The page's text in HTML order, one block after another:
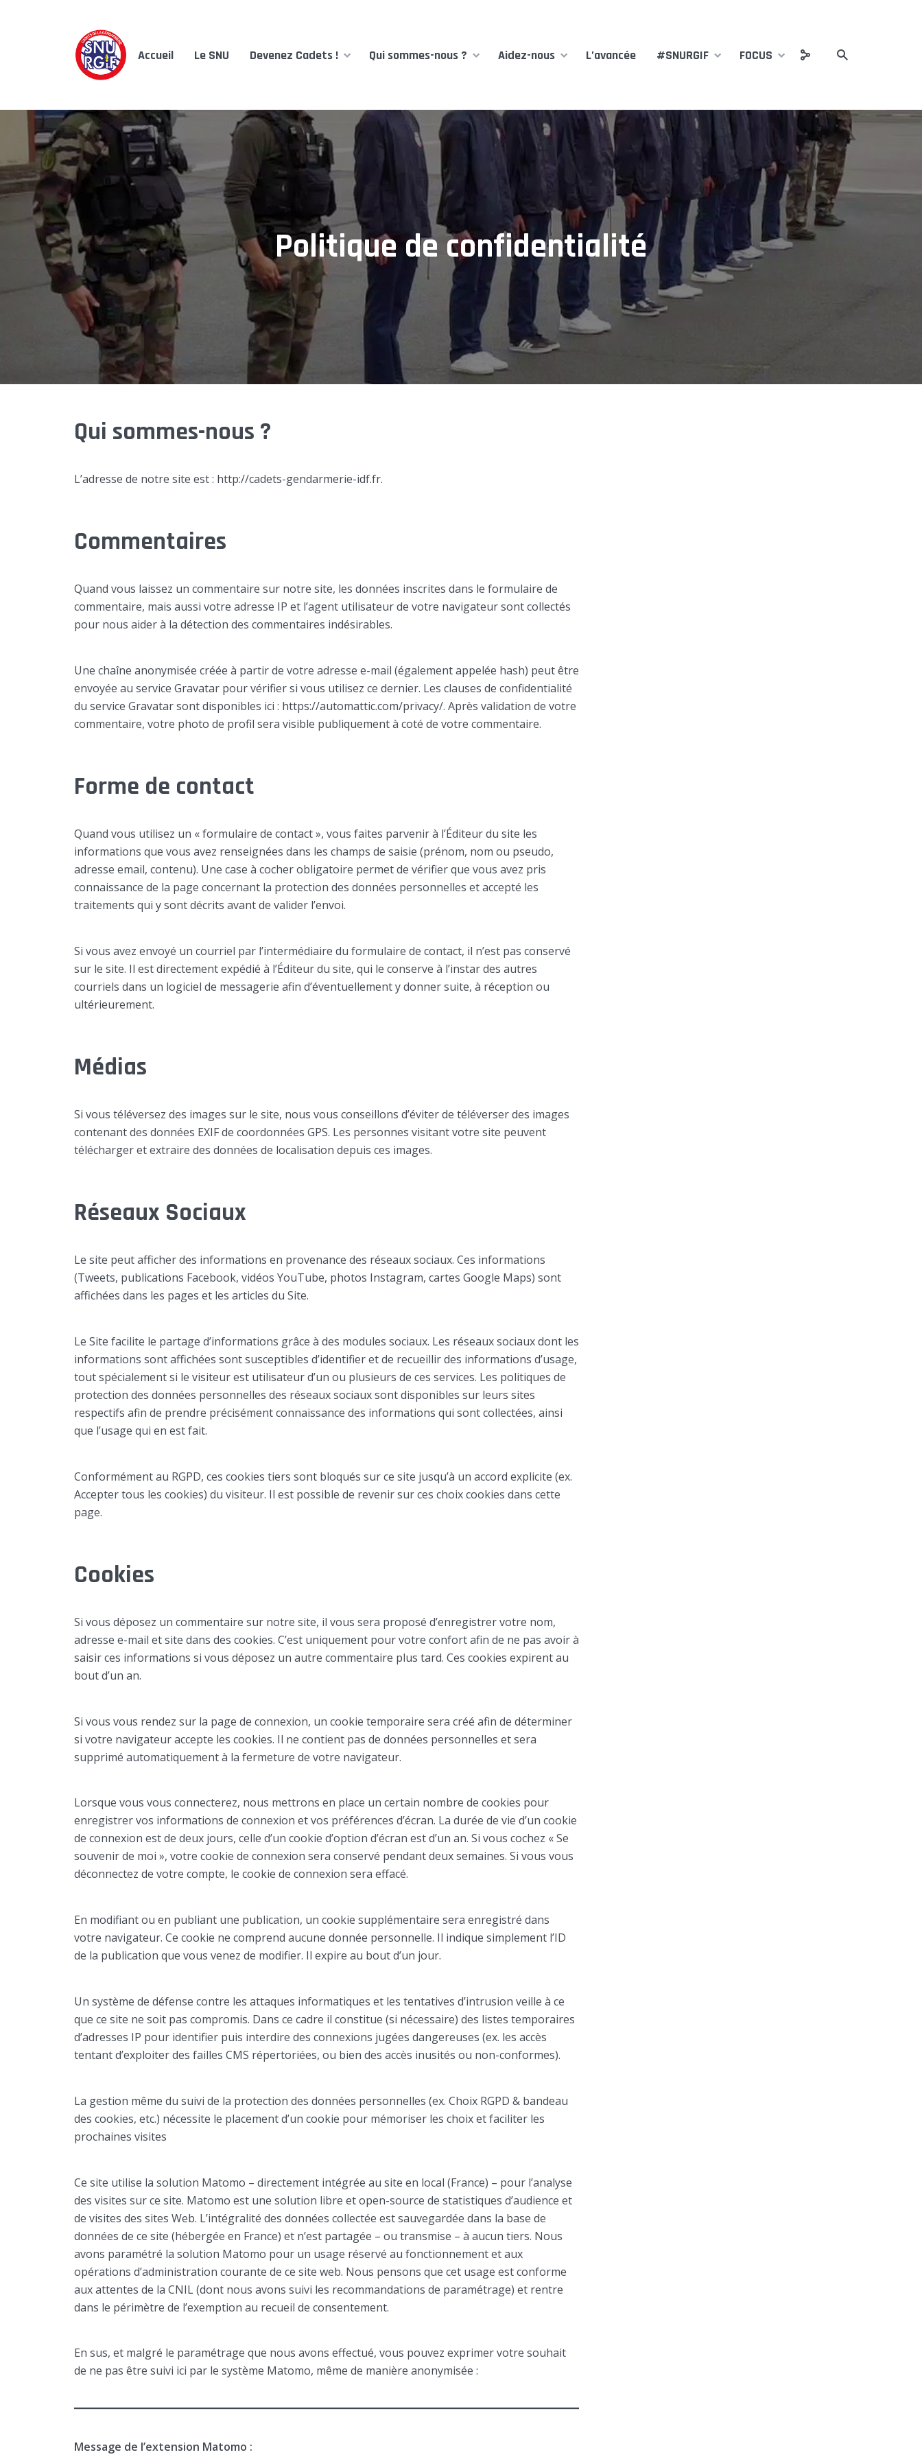
Accueil Le SNU Devenez Cadets ! Qui sommes-nous ? Aidez-nous L’avancée #SNURGIF FOCUS
Politique de confidentialité
Qui sommes-nous ?
L’adresse de notre site est : http://cadets-gendarmerie-idf.fr.
Commentaires
Quand vous laissez un commentaire sur notre site, les données inscrites dans le formulaire de
commentaire, mais aussi votre adresse IP et l’agent utilisateur de votre navigateur sont collectés
pour nous aider à la détection des commentaires indésirables.
Une chaîne anonymisée créée à partir de votre adresse e-mail (également appelée hash) peut être
envoyée au service Gravatar pour vérifier si vous utilisez ce dernier. Les clauses de confidentialité
du service Gravatar sont disponibles ici : https://automattic.com/privacy/. Après validation de votre
commentaire, votre photo de profil sera visible publiquement à coté de votre commentaire.
Forme de contact
Quand vous utilisez un « formulaire de contact », vous faites parvenir à l’Éditeur du site les
informations que vous avez renseignées dans les champs de saisie (prénom, nom ou pseudo,
adresse email, contenu). Une case à cocher obligatoire permet de vérifier que vous avez pris
connaissance de la page concernant la protection des données personnelles et accepté les
traitements qui y sont décrits avant de valider l’envoi.
Si vous avez envoyé un courriel par l’intermédiaire du formulaire de contact, il n’est pas conservé
sur le site. Il est directement expédié à l’Éditeur du site, qui le conserve à l’instar des autres
courriels dans un logiciel de messagerie afin d’éventuellement y donner suite, à réception ou
ultérieurement.
Médias
Si vous téléversez des images sur le site, nous vous conseillons d’éviter de téléverser des images
contenant des données EXIF de coordonnées GPS. Les personnes visitant votre site peuvent
télécharger et extraire des données de localisation depuis ces images.
Réseaux Sociaux
Le site peut afficher des informations en provenance des réseaux sociaux. Ces informations
(Tweets, publications Facebook, vidéos YouTube, photos Instagram, cartes Google Maps) sont
affichées dans les pages et les articles du Site.
Le Site facilite le partage d’informations grâce à des modules sociaux. Les réseaux sociaux dont les
informations sont affichées sont susceptibles d’identifier et de recueillir des informations d’usage,
tout spécialement si le visiteur est utilisateur d’un ou plusieurs de ces services. Les politiques de
protection des données personnelles des réseaux sociaux sont disponibles sur leurs sites
respectifs afin de prendre précisément connaissance des informations qui sont collectées, ainsi
que l’usage qui en est fait.
Conformément au RGPD, ces cookies tiers sont bloqués sur ce site jusqu’à un accord explicite (ex.
Accepter tous les cookies) du visiteur. Il est possible de revenir sur ces choix cookies dans cette
page.
Cookies
Si vous déposez un commentaire sur notre site, il vous sera proposé d’enregistrer votre nom,
adresse e-mail et site dans des cookies. C’est uniquement pour votre confort afin de ne pas avoir à
saisir ces informations si vous déposez un autre commentaire plus tard. Ces cookies expirent au
bout d’un an.
Si vous vous rendez sur la page de connexion, un cookie temporaire sera créé afin de déterminer
si votre navigateur accepte les cookies. Il ne contient pas de données personnelles et sera
supprimé automatiquement à la fermeture de votre navigateur.
Lorsque vous vous connecterez, nous mettrons en place un certain nombre de cookies pour
enregistrer vos informations de connexion et vos préférences d’écran. La durée de vie d’un cookie
de connexion est de deux jours, celle d’un cookie d’option d’écran est d’un an. Si vous cochez « Se
souvenir de moi », votre cookie de connexion sera conservé pendant deux semaines. Si vous vous
déconnectez de votre compte, le cookie de connexion sera effacé.
En modifiant ou en publiant une publication, un cookie supplémentaire sera enregistré dans
votre navigateur. Ce cookie ne comprend aucune donnée personnelle. Il indique simplement l’ID
de la publication que vous venez de modifier. Il expire au bout d’un jour.
Un système de défense contre les attaques informatiques et les tentatives d’intrusion veille à ce
que ce site ne soit pas compromis. Dans ce cadre il constitue (si nécessaire) des listes temporaires
d’adresses IP pour identifier puis interdire des connexions jugées dangereuses (ex. les accès
tentant d’exploiter des failles CMS répertoriées, ou bien des accès inusités ou non-conformes).
La gestion même du suivi de la protection des données personnelles (ex. Choix RGPD & bandeau
des cookies, etc.) nécessite le placement d’un cookie pour mémoriser les choix et faciliter les
prochaines visites
Ce site utilise la solution Matomo – directement intégrée au site en local (France) – pour l’analyse
des visites sur ce site. Matomo est une solution libre et open-source de statistiques d’audience et
de visites des sites Web. L’intégralité des données collectée est sauvegardée dans la base de
données de ce site (hébergée en France) et n’est partagée – ou transmise – à aucun tiers. Nous
avons paramétré la solution Matomo pour un usage réservé au fonctionnement et aux
opérations d’administration courante de ce site web. Nous pensons que cet usage est conforme
aux attentes de la CNIL (dont nous avons suivi les recommandations de paramétrage) et rentre
dans le périmètre de l’exemption au recueil de consentement.
En sus, et malgré le paramétrage que nous avons effectué, vous pouvez exprimer votre souhait
de ne pas être suivi ici par le système Matomo, même de manière anonymisée :
Message de l’extension Matomo :